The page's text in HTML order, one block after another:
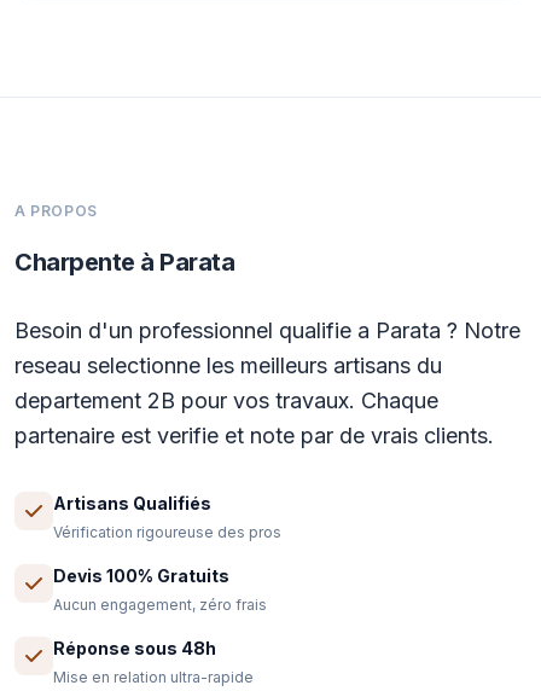
A PROPOS
Charpente à Parata
Besoin d'un professionnel qualifie a Parata ? Notre
reseau selectionne les meilleurs artisans du
departement 2B pour vos travaux. Chaque
partenaire est verifie et note par de vrais clients.
Artisans Qualifiés
Vérification rigoureuse des pros
Devis 100% Gratuits
Aucun engagement, zéro frais
Réponse sous 48h
Mise en relation ultra-rapide